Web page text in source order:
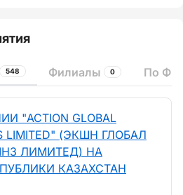
548 Филиалы 0 По
"ACTION GLOBAL
LIMITED" (ЭКШН ГЛОБАЛ
ЛИМИТЕД) НА
КАЗАХСТАН